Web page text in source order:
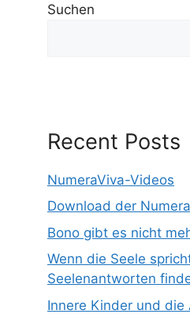
Suchen
Recent Posts
NumeraViva-Videos
Download der
Bono gibt es nicht
Wenn die Seele
Seelenantworten
Innere Kinder und die